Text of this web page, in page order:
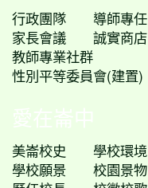
行政團隊
導師專任
家長會議
誠實商店
教師專業社群
性別平等委員會(建置)
愛在崙中
美崙校史
學校環境
學校願景
校園景物